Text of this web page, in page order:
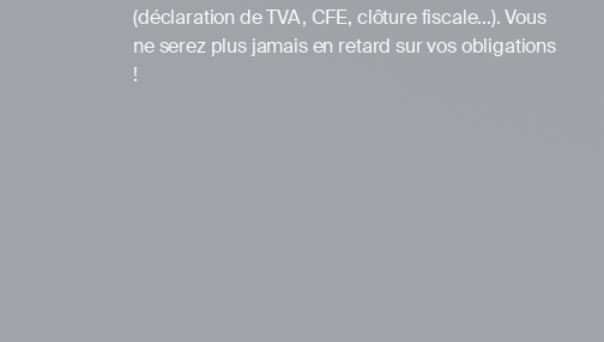
(déclaration de TVA, CFE, clôture fiscale...). Vous
ne serez plus jamais en retard sur vos obligations
!